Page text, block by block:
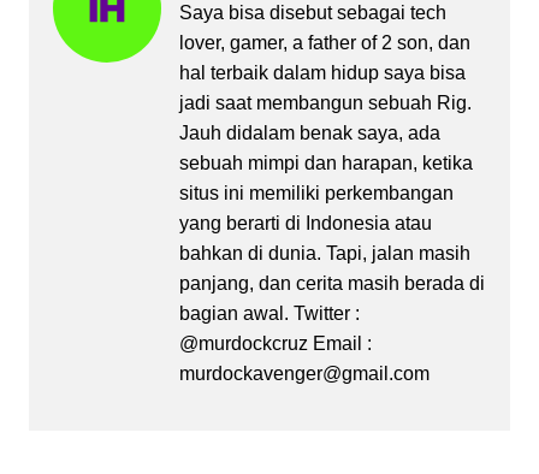
Saya bisa disebut sebagai tech
lover, gamer, a father of 2 son, dan
hal terbaik dalam hidup saya bisa
jadi saat membangun sebuah Rig.
Jauh didalam benak saya, ada
sebuah mimpi dan harapan, ketika
situs ini memiliki perkembangan
yang berarti di Indonesia atau
bahkan di dunia. Tapi, jalan masih
panjang, dan cerita masih berada di
bagian awal. Twitter :
@murdockcruz Email :
murdockavenger@gmail.com